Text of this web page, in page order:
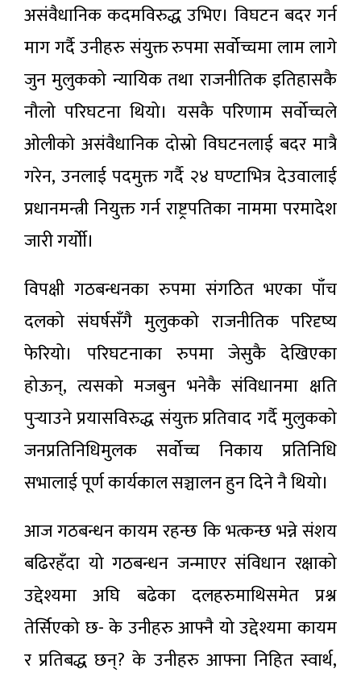
असंवैधानिक कदमविरुद्ध उभिए। विघटन बदर गर्न
माग गर्दै उनीहरु संयुक्त रुपमा सर्वोच्चमा लाम लागे
जुन मुलुकको न्यायिक तथा राजनीतिक इतिहासकै
नौलो परिघटना थियो। यसकै परिणाम सर्वोच्चले
ओलीको असंवैधानिक दोस्रो विघटनलाई बदर मात्रै
गरेन, उनलाई पदमुक्त गर्दै २४ घण्टाभित्र देउवालाई
प्रधानमन्त्री नियुक्त गर्न राष्ट्रपतिका नाममा परमादेश
जारी गर्योी।
विपक्षी गठबन्धनका रुपमा संगठित भएका पाँच
दलको संघर्षसँगै मुलुकको राजनीतिक परिदृष्य
फेरियो। परिघटनाका रुपमा जेसुकै देखिएका
होऊन्, त्यसको मजबुन भनेकै संविधानमा क्षति
पुर्‍याउने प्रयासविरुद्ध संयुक्त प्रतिवाद गर्दै मुलुकको
जनप्रतिनिधिमुलक सर्वोच्च निकाय प्रतिनिधि
सभालाई पूर्ण कार्यकाल सञ्चालन हुन दिने नै थियो।
आज गठबन्धन कायम रहन्छ कि भत्कन्छ भन्ने संशय
बढिरहँदा यो गठबन्धन जन्माएर संविधान रक्षाको
उद्देश्यमा अघि बढेका दलहरुमाथिसमेत प्रश्न
तेर्सिएको छ- के उनीहरु आफ्नै यो उद्देश्यमा कायम
र प्रतिबद्ध छन्? के उनीहरु आफ्ना निहित स्वार्थ,